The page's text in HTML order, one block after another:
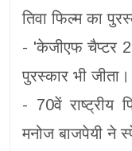
तिवा फिल्म का
- 'केजीएफ चैप्टर 2'
पुरस्कार भी जीता।
- 70वें राष्ट्रीय
मनोज बाजपेयी ने